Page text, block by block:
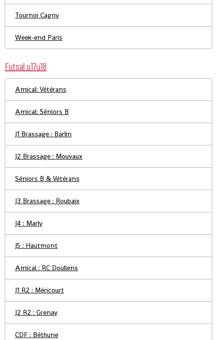
Tournoi Cagny
Week-end Paris
Futsal u17u18
Amical: Vétérans
Amical: Séniors B
J1 Brassage : Barlin
J2 Brassage : Mouvaux
Séniors B & Vétérans
J3 Brassage : Roubaix
J4 : Marly
J5 : Hautmont
Amical : RC Doullens
J1 R2 : Méricourt
J2 R2 : Grenay
CDF : Béthune